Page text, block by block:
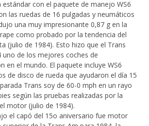
estándar con el paquete de manejo WS6
las ruedas de 16 pulgadas y neumáticos
una muy impresionante 0,87 g en la
como probado por la tendencia del
(julio de 1984). Esto hizo que el Trans
uno de los mejores coches de
en el mundo. El paquete incluye WS6
de disco de rueda que ayudaron el día 15
Trans soy de 60-0 mph en un rayo
según las pruebas realizadas por la
motor (julio de 1984).
el capó del 15o aniversario fue motor